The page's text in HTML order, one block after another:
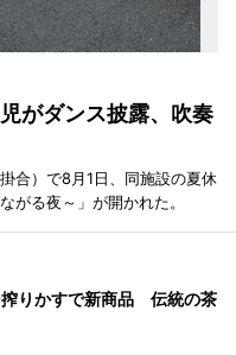
がダンス披露、吹奏
合）で8月1日、同施設の夏休
がる夜～」が開かれた。
りかすで新商品 伝統の茶